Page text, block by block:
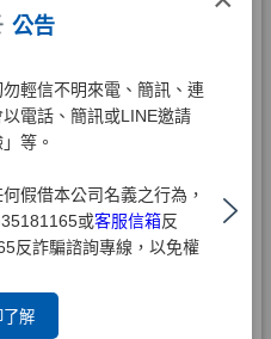
公告
輕信不明來電、簡訊、連
電話、簡訊或LINE邀請
等。
假借本公司名義之行為，
或客服信箱反
反詐騙諮詢專線，以免權
了解